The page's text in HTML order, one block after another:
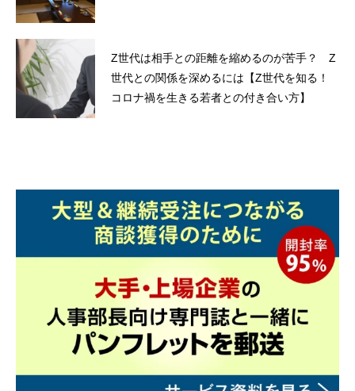
Z世代は相手との距離を縮めるのが苦手？ Z
世代との関係を深めるには【Z世代を知る！
コロナ禍を生きる若者との付き合い方】